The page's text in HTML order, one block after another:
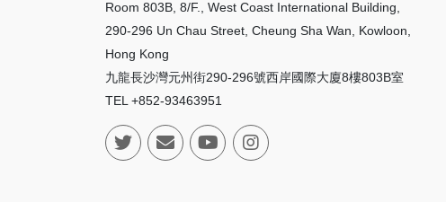
Room 803B, 8/F., West Coast International Building,
290-296 Un Chau Street, Cheung Sha Wan, Kowloon,
Hong Kong
九龍長沙灣元州街290-296號西岸國際大廈8樓803B室
TEL +852-93463951